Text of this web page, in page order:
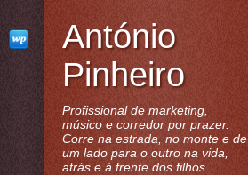
António
Pinheiro
Profissional de marketing,
músico e corredor por prazer.
Corre na estrada, no monte e de
um lado para o outro na vida,
atrás e à frente dos filhos.